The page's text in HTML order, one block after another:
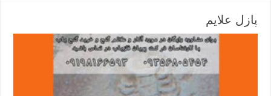
پازل علایم